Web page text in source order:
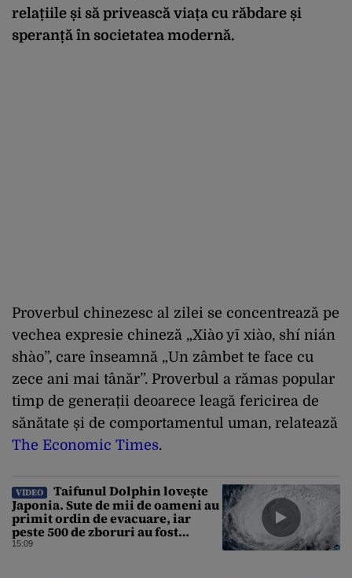
relațiile și să privească viața cu răbdare și
speranță în societatea modernă.
Proverbul chinezesc al zilei se concentrează pe
vechea expresie chineză „Xiào yī xiào, shí nián
shào”, care înseamnă „Un zâmbet te face cu
zece ani mai tânăr”. Proverbul a rămas popular
timp de generații deoarece leagă fericirea de
sănătate și de comportamentul uman, relatează
The Economic Times.
VIDEO
Taifunul Dolphin lovește
Japonia. Sute de mii de oameni au
primit ordin de evacuare, iar
peste 500 de zboruri au fost
anulate
15:09